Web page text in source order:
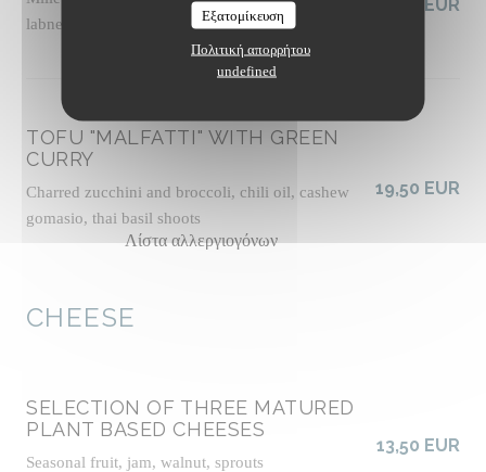
Εξατομίκευση
Πολιτική απορρήτου
undefined
labneh, zhoug sauce, almond dukkah, socca crisps
Λίστα αλλεργιογόνων
19,00 EUR
TOFU "MALFATTI" WITH GREEN
CURRY
Charred zucchini and broccoli, chili oil, cashew
gomasio, thai basil shoots
Λίστα αλλεργιογόνων
19,50 EUR
CHEESE
SELECTION OF THREE MATURED
PLANT BASED CHEESES
Seasonal fruit, jam, walnut, sprouts
13,50 EUR